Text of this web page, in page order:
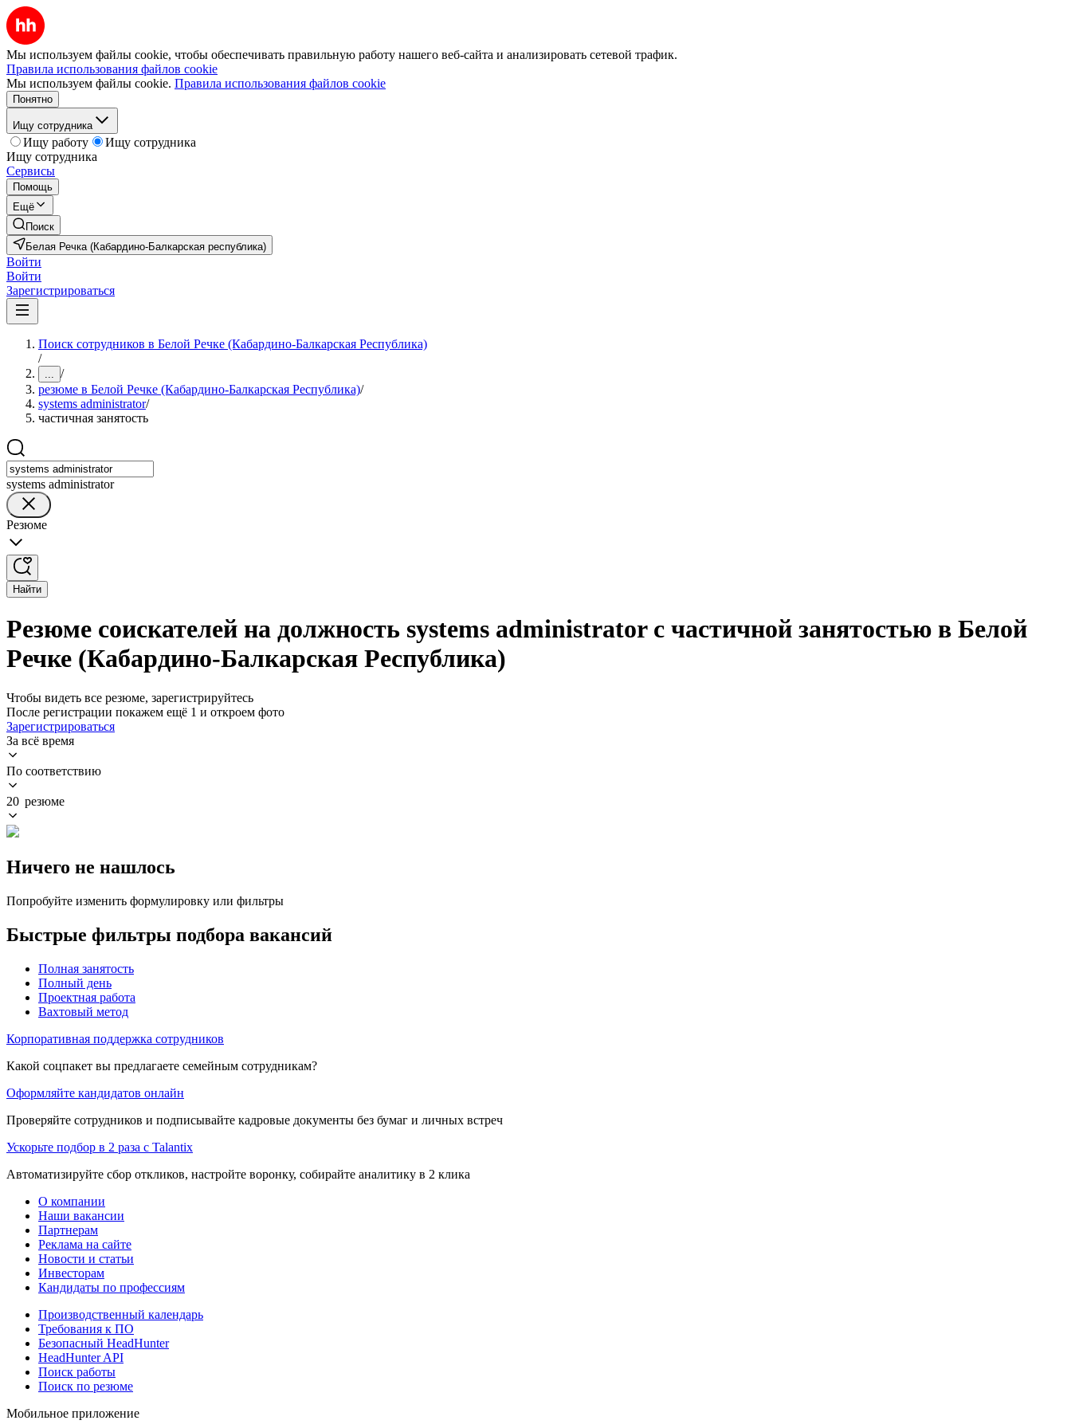
Мы используем файлы cookie, чтобы обеспечивать правильную работу нашего веб-сайта и анализировать сетевой трафик.
Правила использования файлов cookie
Мы используем файлы cookie. Правила использования файлов cookie
Понятно
Ищу сотрудника
Ищу работу
Ищу сотрудника
Ищу сотрудника
Сервисы
Помощь
Ещё
Поиск
Белая Речка (Кабардино-Балкарская республика)
Войти
Войти
Зарегистрироваться
Поиск сотрудников в Белой Речке (Кабардино-Балкарская Республика)
/
... /
резюме в Белой Речке (Кабардино-Балкарская Республика)/
systems administrator/
частичная занятость
systems administrator
Резюме
Найти
Резюме соискателей на должность systems administrator с частичной занятостью в Белой
Речке (Кабардино-Балкарская Республика)
Чтобы видеть все резюме, зарегистрируйтесь
После регистрации покажем ещё 1 и откроем фото
Зарегистрироваться
За всё время
По соответствию
20 резюме
Ничего не нашлось
Попробуйте изменить формулировку или фильтры
Быстрые фильтры подбора вакансий
Полная занятость
Полный день
Проектная работа
Вахтовый метод
Корпоративная поддержка сотрудников
Какой соцпакет вы предлагаете семейным сотрудникам?
Оформляйте кандидатов онлайн
Проверяйте сотрудников и подписывайте кадровые документы без бумаг и личных встреч
Ускорьте подбор в 2 раза с Talantix
Автоматизируйте сбор откликов, настройте воронку, собирайте аналитику в 2 клика
О компании
Наши вакансии
Партнерам
Реклама на сайте
Новости и статьи
Инвесторам
Кандидаты по профессиям
Производственный календарь
Требования к ПО
Безопасный HeadHunter
HeadHunter API
Поиск работы
Поиск по резюме
Мобильное приложение